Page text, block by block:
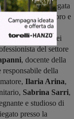
e impiegata
Ministero del lavoro e
libero
nel campo dei
del settore
, docente della
responsabile della
Ilaria Arina,
Sabrina Sarri,
e studioso di
presso la